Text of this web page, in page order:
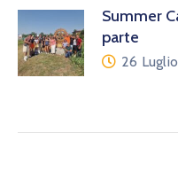
Summer
parte
26